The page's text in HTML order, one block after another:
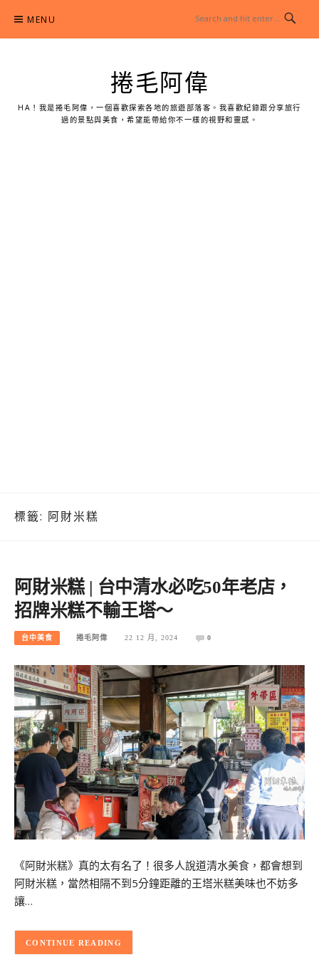
content
MENU
捲毛阿偉
HA！我是捲毛阿偉，一個喜歡探索各地的旅遊部落客。我喜歡紀錄跟分享旅行
過的景點與美食，希望能帶給你不一樣的視野和靈感。
標籤: 阿財米糕
阿財米糕 | 台中清水必吃50年老店，
招牌米糕不輸王塔～
台中美食 捲毛阿偉 22 12 月, 2024 0
《阿財米糕》真的太有名了！很多人說道清水美食，都會想到
阿財米糕，當然相隔不到5分鐘距離的王塔米糕美味也不妨多
讓…
CONTINUE READING